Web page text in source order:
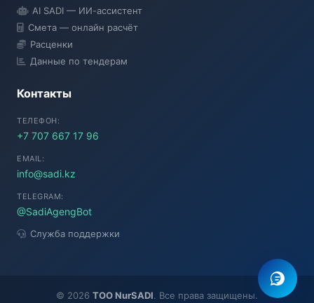
AI SADI — ИИ-ассистент
Смета — онлайн расчёт
Расценки
Данные по тендерам
Контакты
ТЕЛЕФОН:
+7 707 667 17 96
EMAIL:
info@sadi.kz
TELEGRAM:
@SadiAgengBot
Служба поддержки
© 2026 TOO NurSADI. Все права защищены.